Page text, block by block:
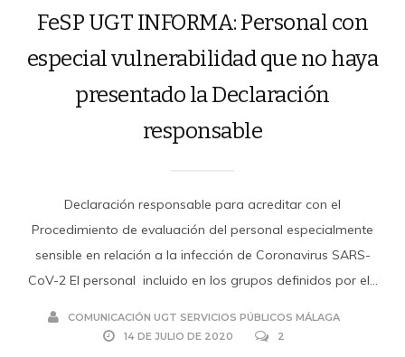
FeSP UGT INFORMA: Personal con
especial vulnerabilidad que no haya
presentado la Declaración
responsable
Declaración responsable para acreditar con el
Procedimiento de evaluación del personal especialmente
sensible en relación a la infección de Coronavirus SARS-
CoV-2 El personal incluido en los grupos definidos por el...
COMUNICACIÓN UGT SERVICIOS PÚBLICOS MÁLAGA
14 DE JULIO DE 2020
2